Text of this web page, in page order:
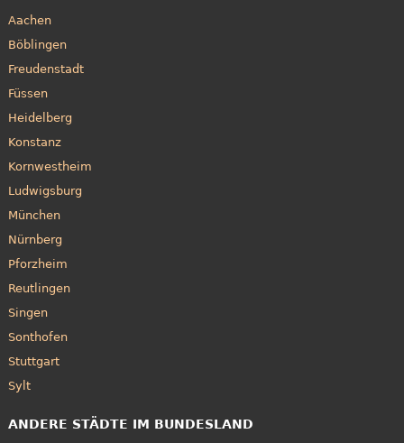
Aachen
Böblingen
Freudenstadt
Füssen
Heidelberg
Konstanz
Kornwestheim
Ludwigsburg
München
Nürnberg
Pforzheim
Reutlingen
Singen
Sonthofen
Stuttgart
Sylt
ANDERE STÄDTE IM BUNDESLAND